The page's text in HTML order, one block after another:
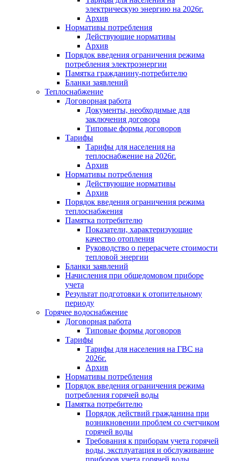
электрическую энергию на 2026г.
Архив
Нормативы потребления
Действующие нормативы
Архив
Порядок введения ограничения режима
потребления электроэнергии
Памятка гражданину-потребителю
Бланки заявлений
Теплоснабжение
Договорная работа
Документы, необходимые для
заключения договора
Типовые формы договоров
Тарифы
Тарифы для населения на
теплоснабжение на 2026г.
Архив
Нормативы потребления
Действующие нормативы
Архив
Порядок введения ограничения режима
теплоснабжения
Памятка потребителю
Показатели, характеризующие
качество отопления
Руководство о перерасчете стоимости
тепловой энергии
Бланки заявлений
Начисления при общедомовом приборе
учета
Результат подготовки к отопительному
периоду
Горячее водоснабжение
Договорная работа
Типовые формы договоров
Тарифы
Тарифы для населения на ГВС на
2026г.
Архив
Нормативы потребления
Порядок введения ограничения режима
потребления горячей воды
Памятка потребителю
Порядок действий гражданина при
возникновении проблем со счетчиком
горячей воды
Требования к приборам учета горячей
воды, эксплуатация и обслуживание